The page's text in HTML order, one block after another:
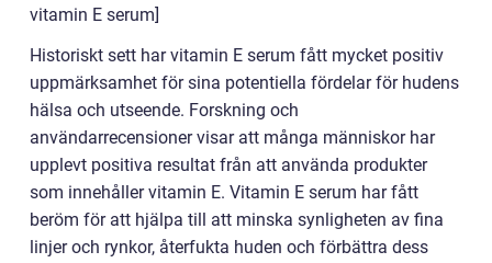
vitamin E serum]
Historiskt sett har vitamin E serum fått mycket positiv
uppmärksamhet för sina potentiella fördelar för hudens
hälsa och utseende. Forskning och
användarrecensioner visar att många människor har
upplevt positiva resultat från att använda produkter
som innehåller vitamin E. Vitamin E serum har fått
beröm för att hjälpa till att minska synligheten av fina
linjer och rynkor, återfukta huden och förbättra dess